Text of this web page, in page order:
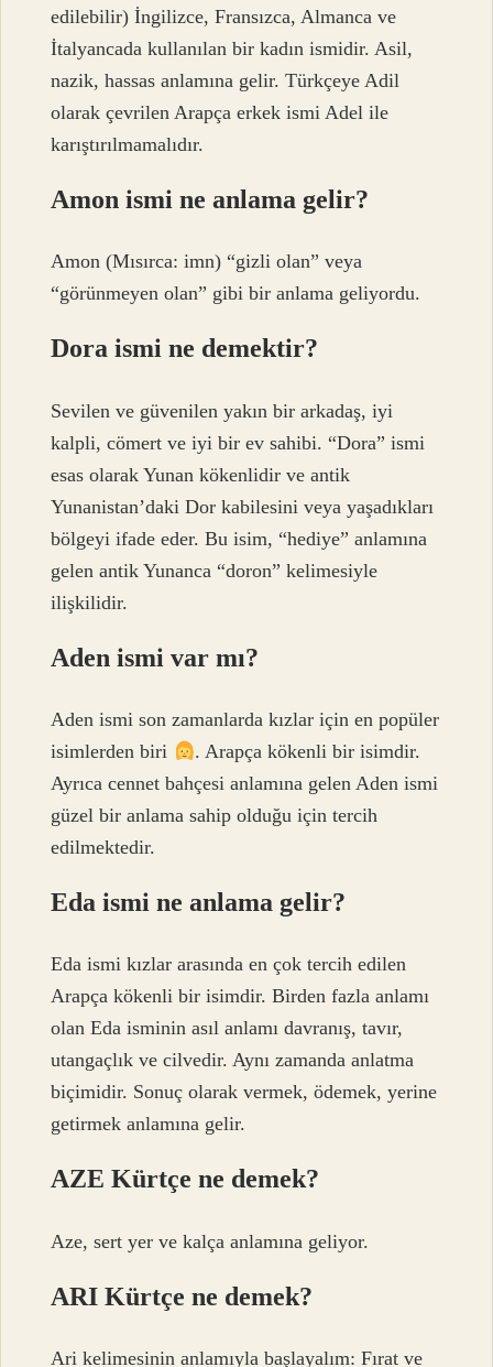
edilebilir) İngilizce, Fransızca, Almanca ve
İtalyancada kullanılan bir kadın ismidir. Asil,
nazik, hassas anlamına gelir. Türkçeye Adil
olarak çevrilen Arapça erkek ismi Adel ile
karıştırılmamalıdır.
Amon ismi ne anlama gelir?
Amon (Mısırca: imn) “gizli olan” veya
“görünmeyen olan” gibi bir anlama geliyordu.
Dora ismi ne demektir?
Sevilen ve güvenilen yakın bir arkadaş, iyi
kalpli, cömert ve iyi bir ev sahibi. “Dora” ismi
esas olarak Yunan kökenlidir ve antik
Yunanistan’daki Dor kabilesini veya yaşadıkları
bölgeyi ifade eder. Bu isim, “hediye” anlamına
gelen antik Yunanca “doron” kelimesiyle
ilişkilidir.
Aden ismi var mı?
Aden ismi son zamanlarda kızlar için en popüler
isimlerden biri
. Arapça kökenli bir isimdir.
Ayrıca cennet bahçesi anlamına gelen Aden ismi
güzel bir anlama sahip olduğu için tercih
edilmektedir.
Eda ismi ne anlama gelir?
Eda ismi kızlar arasında en çok tercih edilen
Arapça kökenli bir isimdir. Birden fazla anlamı
olan Eda isminin asıl anlamı davranış, tavır,
utangaçlık ve cilvedir. Aynı zamanda anlatma
biçimidir. Sonuç olarak vermek, ödemek, yerine
getirmek anlamına gelir.
AZE Kürtçe ne demek?
Aze, sert yer ve kalça anlamına geliyor.
ARI Kürtçe ne demek?
Ari kelimesinin anlamıyla başlayalım: Fırat ve